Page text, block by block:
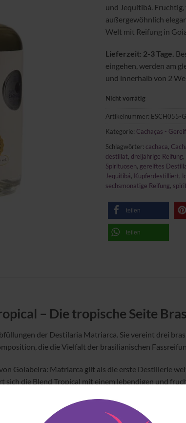
und Jequitibá.
außergewöhnlich
Welt mit Reifung in
Lieferzeit: 2-3 Tage.
eingehen, werden am
und innerhalb von 2
Nicht vorrätig
Artikelnummer: ESCH055-
Kategorie: Cachaças -
Schlagwörter: cachaca,
destillat, dreijährige Reifung,
Spirituosen, gereiftes
Jequitibá, Kupferdestilliert,
sechsmonatige Reifung,
teilen
teilen
– Die tropische Seite
der Destilaria Matriarca. Sie vereint drei
die die Vielfalt der brasilianischen
Goiabeira: Matriarca gilt als die erste Destillerie
sich die Blend Tropical mit einem lebendigen und
feinen Süße verbinden sich mit pflanzlichen
und Eleganz.